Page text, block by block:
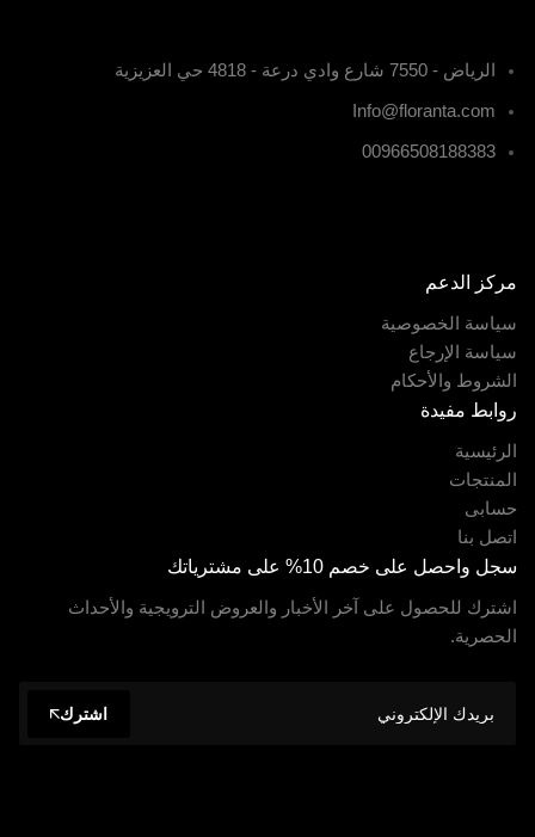
الرياض - 7550 شارع وادي درعة - 4818 حي العزيزية
Info@floranta.com
00966508188383
مركز الدعم
سياسة الخصوصية
سياسة الإرجاع
الشروط والأحكام
روابط مفيدة
الرئيسية
المنتجات
حسابى
اتصل بنا
سجل واحصل على خصم 10% على مشترياتك
اشترك للحصول على آخر الأخبار والعروض الترويجية والأحداث
الحصرية.
اشترك